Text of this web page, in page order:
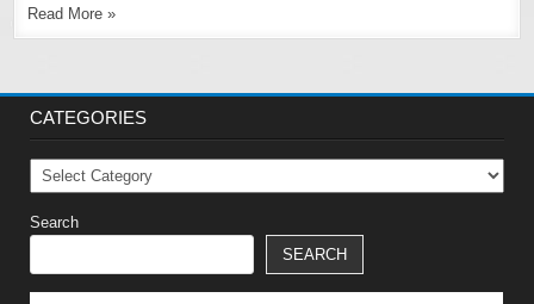
Read More »
CATEGORIES
Categories
Search
SEARCH